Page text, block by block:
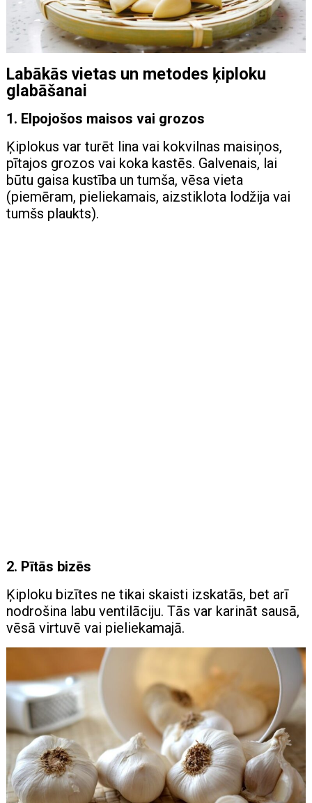
Labākās vietas un metodes ķiploku
glabāšanai
1. Elpojošos maisos vai grozos
Ķiplokus var turēt lina vai kokvilnas maisiņos,
pītajos grozos vai koka kastēs. Galvenais, lai
būtu gaisa kustība un tumša, vēsa vieta
(piemēram, pieliekamais, aizstiklota lodžija vai
tumšs plaukts).
2. Pītās bizēs
Ķiploku bizītes ne tikai skaisti izskatās, bet arī
nodrošina labu ventilāciju. Tās var karināt sausā,
vēsā virtuvē vai pieliekamajā.